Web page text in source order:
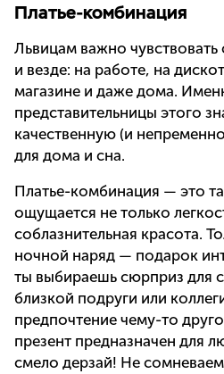
Платье-комбинация
Львицам важно
и везде: на работе, на
магазине и даже дома.
представительницы этого
качественную (и
для дома и сна.
Платье-комбинация — это
ощущается не только
соблазнительная красота.
ночной наряд — подарок
ты выбираешь сюрприз для
близкой подруги или
предпочтение чему-то
презент предназначен для
смело дерзай! Не